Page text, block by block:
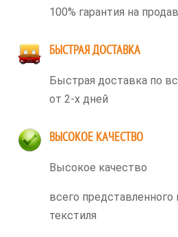
100% гарантия на
БЫСТРАЯ ДОСТАВКА
Быстрая доставка по
от 2-х дней
ВЫСОКОЕ КАЧЕСТВО
Высокое качество
всего представленного
текстиля